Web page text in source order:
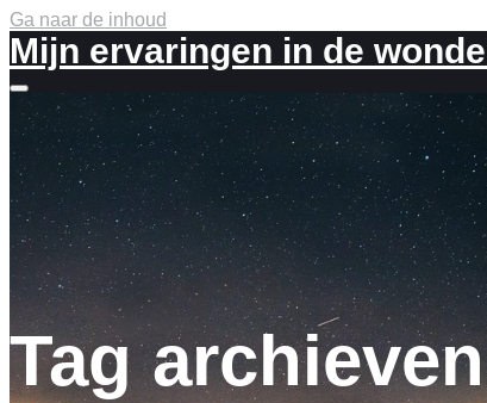
Ga naar de inhoud
Mijn ervaringen in de
Meer
info
Tag